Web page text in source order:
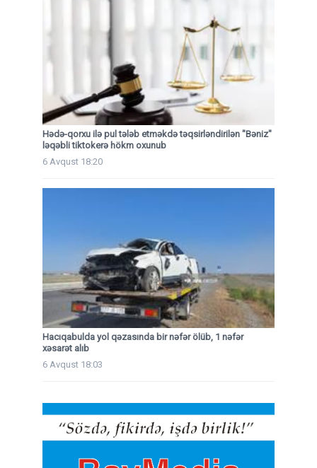
Hədə-qorxu ilə pul tələb etməkdə təqsirləndirilən "Bəniz"
ləqəbli tiktokerə hökm oxunub
6 Avqust 18:20
Hacıqabulda yol qəzasında bir nəfər ölüb, 1 nəfər
xəsarət alıb
6 Avqust 18:03